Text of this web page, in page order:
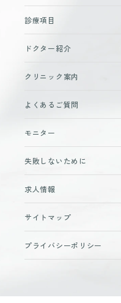
診療項目
ドクター紹介
クリニック案内
よくあるご質問
モニター
失敗しないために
求人情報
サイトマップ
プライバシーポリシー